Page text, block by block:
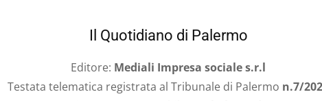
Il Quotidiano di Palermo
Editore: Mediali Impresa sociale s.r.l
Testata telematica registrata al Tribunale di Palermo n.7/